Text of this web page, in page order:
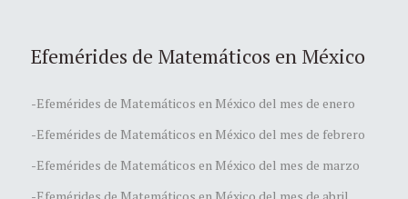
Efemérides de Matemáticos en México
-Efemérides de Matemáticos en México del mes de enero
-Efemérides de Matemáticos en México del mes de febrero
-Efemérides de Matemáticos en México del mes de marzo
-Efemérides de Matemáticos en México del mes de abril